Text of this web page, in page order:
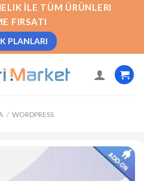
İLE TÜM ÜRÜNLERI
FIRSATI
PLANLARI
/ WORDPRESS